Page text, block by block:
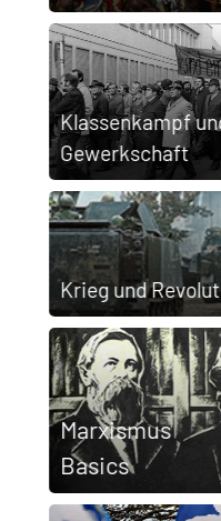
Klassen­kampf
Gewerkschaft
Krieg und
Marxismus
Basics